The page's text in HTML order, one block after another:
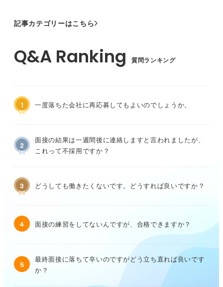
記事カテゴリーはこちら
質問ランキング
1 一度落ちた会社に再応募してもよいのでしょうか。
2
面接の結果は一週間後に連絡しますと言われましたが、
これって不採用ですか？
3 どうしても働きたくないです。どうすれば良いですか？
4 面接の練習をしてないんですが、合格できますか？
5
最終面接に落ちて辛いのですがどう立ち直れば良いです
か？